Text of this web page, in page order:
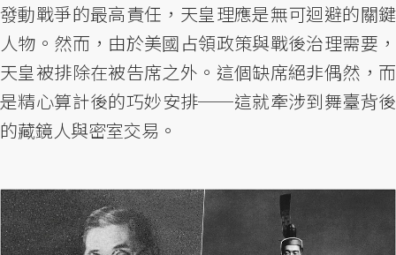
發動戰爭的最高責任，天皇理應是無可迴避的關鍵
人物。然而，由於美國占領政策與戰後治理需要，
天皇被排除在被告席之外。這個缺席絕非偶然，而
是精心算計後的巧妙安排──這就牽涉到舞臺背後
的藏鏡人與密室交易。